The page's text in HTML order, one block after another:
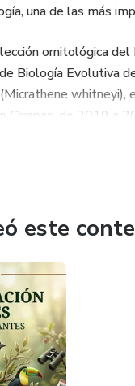
una de las más
ornitológica
Biología Evolutiva
whitneyi),
Chiapas, de 2019 a
robustus)
este